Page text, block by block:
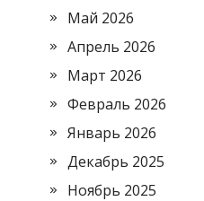
Май 2026
Апрель 2026
Март 2026
Февраль 2026
Январь 2026
Декабрь 2025
Ноябрь 2025